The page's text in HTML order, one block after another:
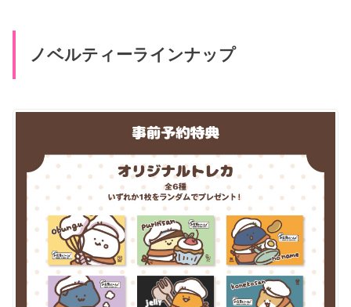
ノベルティーラインナップ